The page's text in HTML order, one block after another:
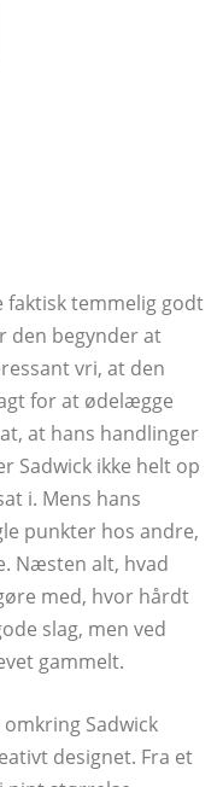
faktisk temmelig godt
den begynder at
vri, at den
for at ødelægge
at hans handlinger
Sadwick ikke helt op
i. Mens hans
punkter hos andre,
Næsten alt, hvad
med, hvor hårdt
slag, men ved
gammelt.
Sadwick
designet. Fra et